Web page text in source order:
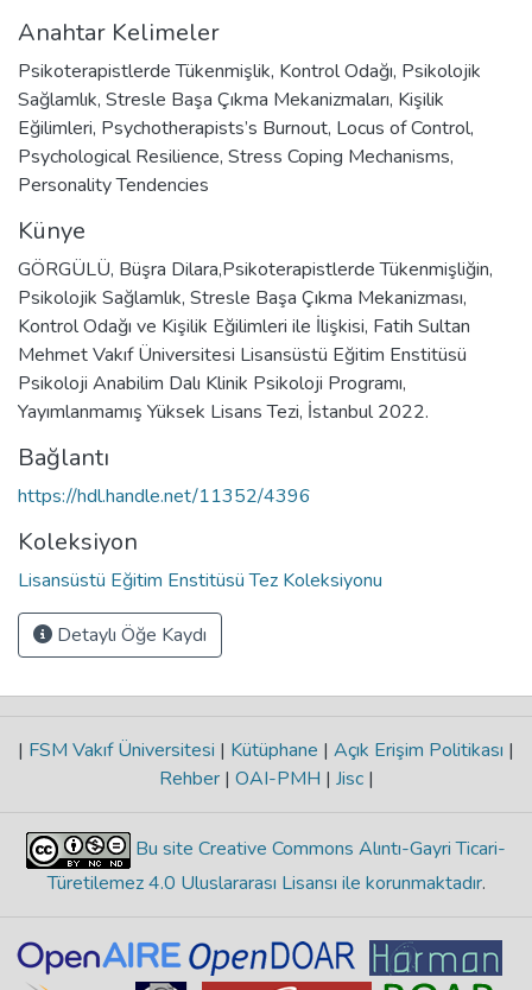
Anahtar Kelimeler
Psikoterapistlerde Tükenmişlik, Kontrol Odağı, Psikolojik
Sağlamlık, Stresle Başa Çıkma Mekanizmaları, Kişilik
Eğilimleri, Psychotherapists’s Burnout, Locus of Control,
Psychological Resilience, Stress Coping Mechanisms,
Personality Tendencies
Künye
GÖRGÜLÜ, Büşra Dilara,Psikoterapistlerde Tükenmişliğin,
Psikolojik Sağlamlık, Stresle Başa Çıkma Mekanizması,
Kontrol Odağı ve Kişilik Eğilimleri ile İlişkisi, Fatih Sultan
Mehmet Vakıf Üniversitesi Lisansüstü Eğitim Enstitüsü
Psikoloji Anabilim Dalı Klinik Psikoloji Programı,
Yayımlanmamış Yüksek Lisans Tezi, İstanbul 2022.
Bağlantı
https://hdl.handle.net/11352/4396
Koleksiyon
Lisansüstü Eğitim Enstitüsü Tez Koleksiyonu
Detaylı Öğe Kaydı
| FSM Vakıf Üniversitesi | Kütüphane | Açık Erişim Politikası |
Rehber | OAI-PMH | Jisc |
Bu site Creative Commons Alıntı-Gayri Ticari-
Türetilemez 4.0 Uluslararası Lisansı ile korunmaktadır.